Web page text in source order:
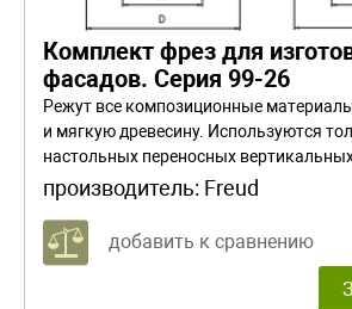
Комплект фрез для
фасадов. Серия 99-26
Режут все композиционные
и мягкую древесину. Используются
настольных переносных
машинах. При снятии большого
работайте в несколько проходов.
производитель: Freud
добавить к сравнению